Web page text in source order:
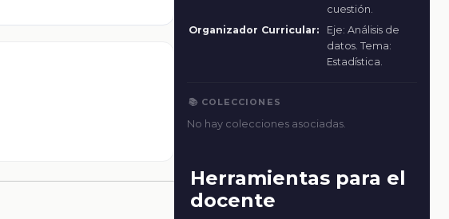
cuestión.
Organizador Curricular:
Eje: Análisis de
datos. Tema:
Estadística.
📚 COLECCIONES
No hay colecciones asociadas.
Herramientas para el
docente